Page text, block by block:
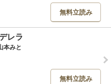
無料立読み
レラ
本みと
無料立読み